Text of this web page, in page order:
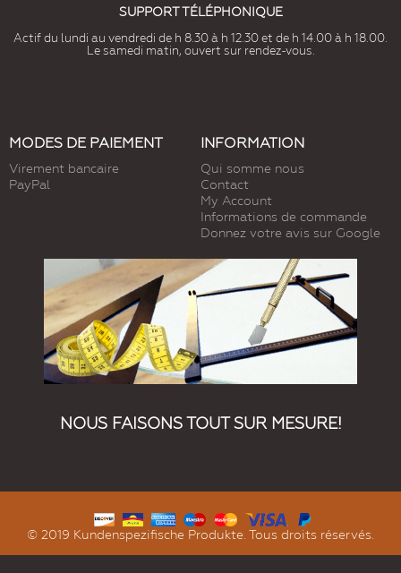
SUPPORT TÉLÉPHONIQUE
Actif du lundi au vendredi de h 8.30 à h 12.30 et de h 14.00 à h 18.00.
Le samedi matin, ouvert sur rendez-vous.
MODES DE PAIEMENT
Virement bancaire
PayPal
INFORMATION
Qui somme nous
Contact
My Account
Informations de commande
Donnez votre avis sur Google
NOUS FAISONS TOUT SUR MESURE!
© 2019 Kundenspezifische Produkte. Tous droits réservés.